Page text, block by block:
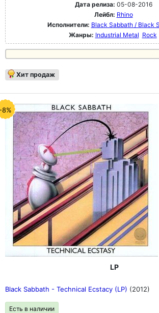
Дата релиза: 05-08-2016
Лейбл: Rhino
Исполнители: Black Sabbath / Black
Жанры: Industrial Metal Rock
Хит продаж
8%
LP
Black Sabbath - Technical Ecstacy (LP) (2012)
Есть в наличии